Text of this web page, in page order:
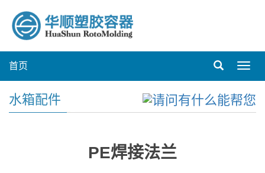
首页
水箱配件
PE焊接法兰